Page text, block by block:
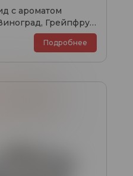
с ароматом
Грейпфрут,
Подробнее